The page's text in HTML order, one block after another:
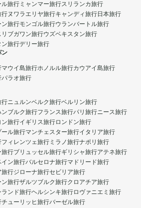
ル旅行 ミャンマー旅行スリランカ旅行
行ヌワラエリヤ旅行キャンディ旅行日本旅行
ン旅行モンゴル旅行ウランバートル旅行
ブガワン旅行ウズベキスタン旅行
ン旅行デリー旅行
ン
マウイ島旅行ホノルル旅行カウアイ島旅行
パラオ旅行
行ニュルンベルク旅行ベルリン旅行
ンブルク旅行フランス旅行パリ旅行ニース旅行
ン旅行イギリス旅行ロンドン旅行
ール旅行マンチェスター旅行イタリア旅行
フィレンツェ旅行 ミラノ旅行ナポリ旅行
旅行ブリュッセル旅行ギリシャ旅行アテネ旅行
イン旅行バルセロナ旅行マドリード旅行
旅行ジローナ旅行セビリア旅行
ン旅行ザルツブルク旅行クロアチア旅行
ランド旅行ヘルシンキ旅行ロヴァニエミ旅行
チューリッヒ旅行バーゼル旅行